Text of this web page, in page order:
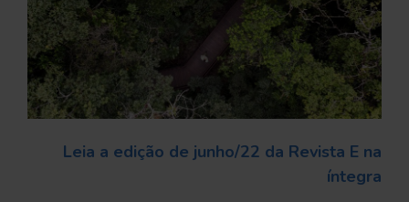
Leia a edição de junho/22 da Revista E na
íntegra